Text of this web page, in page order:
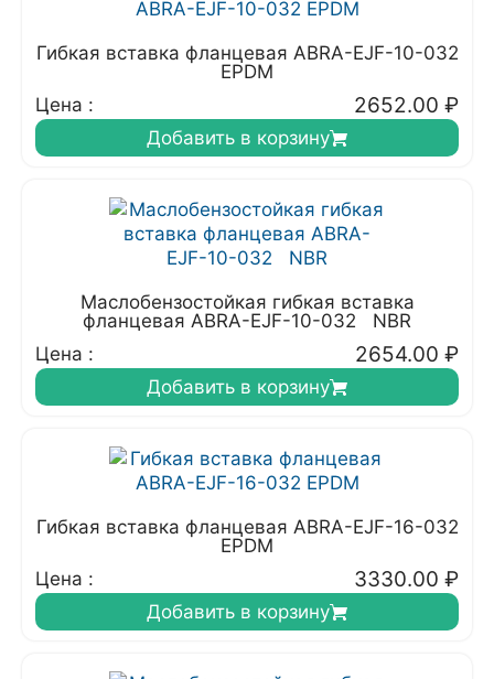
Гибкая вставка фланцевая ABRA-EJF-10-032
EPDM
Цена :
2652.00 ₽
Добавить в корзину
Маслобензостойкая гибкая вставка
фланцевая ABRA-EJF-10-032 NBR
Цена :
2654.00 ₽
Добавить в корзину
Гибкая вставка фланцевая ABRA-EJF-16-032
EPDM
Цена :
3330.00 ₽
Добавить в корзину